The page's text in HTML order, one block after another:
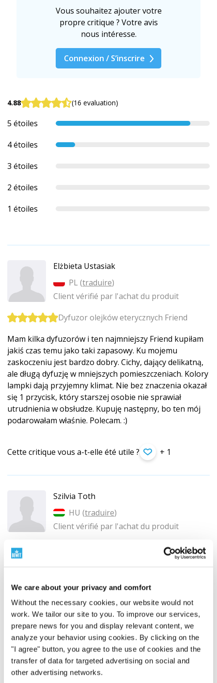
We care about your privacy and comfort
Without the necessary cookies, our website would not
work. We tailor our site to you. To improve our services,
prepare news for you and display relevant content, we
analyze your behavior using cookies. By clicking on the
"I agree" button, you agree to the use of cookies and the
transfer of data for targeted advertising on social and
other advertising networks.
Vous souhaitez ajouter votre
propre critique ? Votre avis
nous intéresse.
Connexion / S’inscrire
4.88 (16 evaluation)
5 étoiles
4 étoiles
3 étoiles
2 étoiles
1 étoiles
Elżbieta Ustasiak
PL (traduire)
Client vérifié par l'achat du produit
Dyfuzor olejków eterycznych Friend
Mam kilka dyfuzorów i ten najmniejszy Friend kupiłam
jakiś czas temu jako taki zapasowy. Ku mojemu
zaskoczeniu jest bardzo dobry. Cichy, dający delikatną,
ale długą dyfuzję w mniejszych pomieszczeniach. Kolory
lampki dają przyjemny klimat. Nie bez znaczenia okazał
się 1 przycisk, który starszej osobie nie sprawiał
utrudnienia w obsłudze. Kupuję następny, bo ten mój
podarowałam właśnie. Polecam. :)
Cette critique vous a-t-elle été utile ? + 1
Szilvia Toth
HU (traduire)
Client vérifié par l'achat du produit
egyenletesen adagolja az illatot . Halk és jó hangulaton
termt a fènye. Meg vagyok vele elégedve. ❤️
Cette critique vous a-t-elle été utile ?
Monika Brych